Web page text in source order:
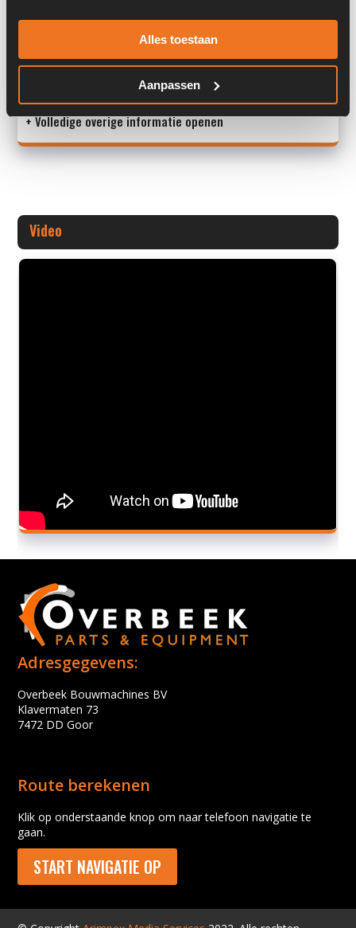
Alles toestaan
Aanpassen
S/N: 4103300A
+ Volledige overige informatie openen
Video
Adresgegevens:
Overbeek Bouwmachines BV
Klavermaten 73
7472 DD Goor
Route berekenen
Klik op onderstaande knop om naar telefoon navigatie te
gaan.
START NAVIGATIE OP